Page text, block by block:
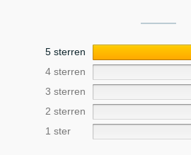
5 sterren
4 sterren
3 sterren
2 sterren
1 ster